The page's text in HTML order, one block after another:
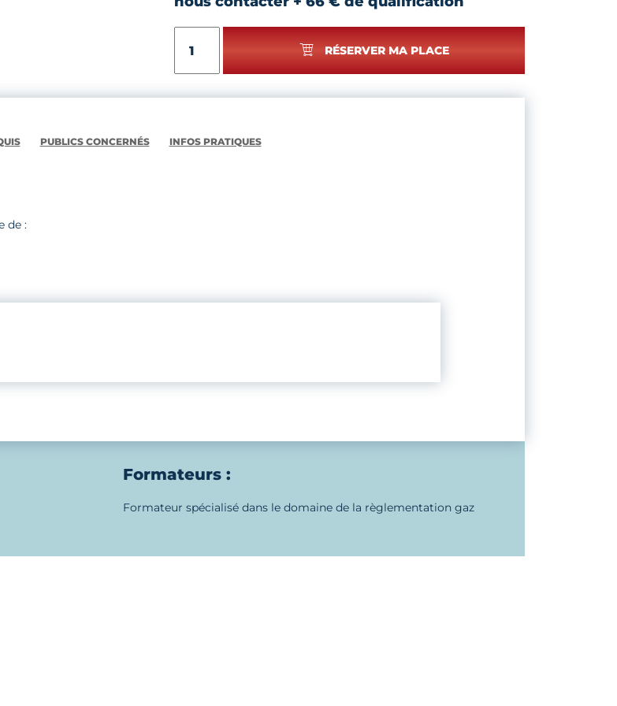
(PG)
RÉSERVER MA PLACE
PUBLICS CONCERNÉS INFOS PRATIQUES
de :
Formateurs :
Formateur spécialisé dans le domaine de la règlementation gaz